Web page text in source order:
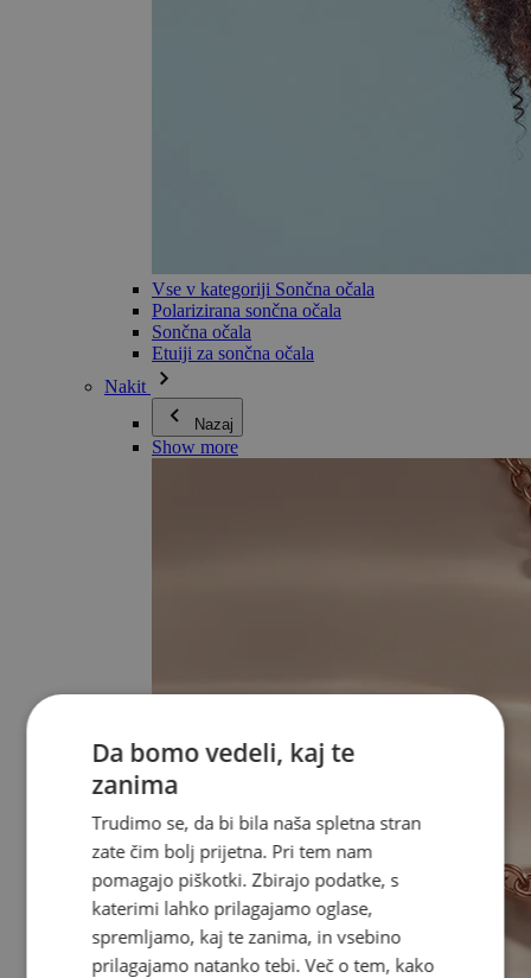
Vse v kategoriji Sončna očala
Polarizirana sončna očala
Sončna očala
Etuiji za sončna očala
Nakit
Nazaj
Show more
Da bomo vedeli, kaj te
zanima
Trudimo se, da bi bila naša spletna stran
zate čim bolj prijetna. Pri tem nam
pomagajo piškotki. Zbirajo podatke, s
katerimi lahko prilagajamo oglase,
spremljamo, kaj te zanima, in vsebino
prilagajamo natanko tebi. Več o tem, kako